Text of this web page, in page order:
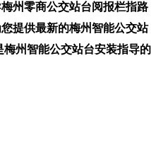
州零商公交站台阅报栏指路
提供最新的梅州智能公交站
州智能公交站台安装指导的